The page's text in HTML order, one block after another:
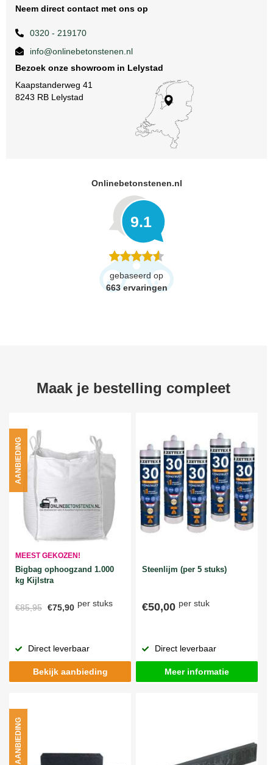
Neem direct contact met ons op
0320 - 219170
info@onlinebetonstenen.nl
Bezoek onze showroom in Lelystad
Kaapstanderweg 41
8243 RB Lelystad
Onlinebetonstenen.nl
9.1
gebaseerd op
663 ervaringen
Maak je bestelling compleet
MEEST GEKOZEN!
Bigbag ophoogzand 1.000
kg Kijlstra
€85,95 €75,90 per stuks
AANBIEDING
Direct leverbaar
Bekijk aanbieding
Steenlijm (per 5 stuks)
€50,00 per stuk
Direct leverbaar
Meer informatie
AANBIEDING